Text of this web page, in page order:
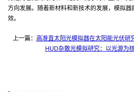
方向发展。随着新材料和新技术的发展，模拟
效。
上一篇： 高准直太阳光模拟器在太阳能光伏研
HUD杂散光模拟研究：以光源为